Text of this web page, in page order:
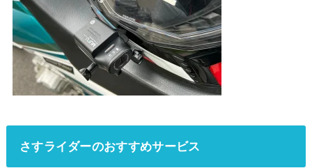
さすライダーのおすすめサービス